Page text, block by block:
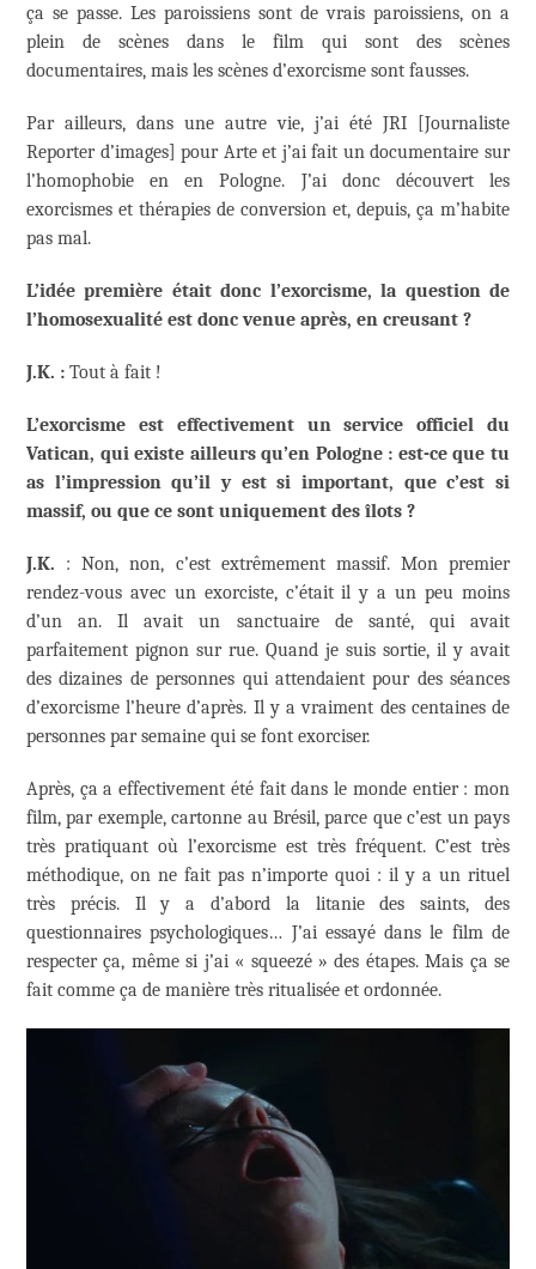
ça se passe. Les paroissiens sont de vrais paroissiens, on a
plein de scènes dans le film qui sont des scènes
documentaires, mais les scènes d’exorcisme sont fausses.
Par ailleurs, dans une autre vie, j’ai été JRI [Journaliste
Reporter d’images] pour Arte et j’ai fait un documentaire sur
l’homophobie en en Pologne. J’ai donc découvert les
exorcismes et thérapies de conversion et, depuis, ça m’habite
pas mal.
L’idée première était donc l’exorcisme, la question de
l’homosexualité est donc venue après, en creusant ?
J.K. : Tout à fait !
L’exorcisme est effectivement un service officiel du
Vatican, qui existe ailleurs qu’en Pologne : est-ce que tu
as l’impression qu’il y est si important, que c’est si
massif, ou que ce sont uniquement des îlots ?
J.K. : Non, non, c’est extrêmement massif. Mon premier
rendez-vous avec un exorciste, c’était il y a un peu moins
d’un an. Il avait un sanctuaire de santé, qui avait
parfaitement pignon sur rue. Quand je suis sortie, il y avait
des dizaines de personnes qui attendaient pour des séances
d’exorcisme l’heure d’après. Il y a vraiment des centaines de
personnes par semaine qui se font exorciser.
Après, ça a effectivement été fait dans le monde entier : mon
film, par exemple, cartonne au Brésil, parce que c’est un pays
très pratiquant où l’exorcisme est très fréquent. C’est très
méthodique, on ne fait pas n’importe quoi : il y a un rituel
très précis. Il y a d’abord la litanie des saints, des
questionnaires psychologiques… J’ai essayé dans le film de
respecter ça, même si j’ai « squeezé » des étapes. Mais ça se
fait comme ça de manière très ritualisée et ordonnée.